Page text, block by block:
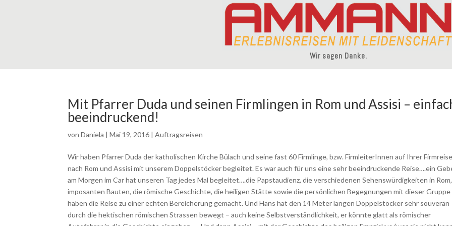
Wir sagen Danke.
Mit Pfarrer Duda und seinen Firmlingen in Rom und Assisi –
beeindruckend!
vonDaniela |Mai 19, 2016 |Auftragsreisen
Wir haben Pfarrer Duda der katholischen Kirche Bülach und seine fast 60 Firmlinge, bzw. FirmleiterInnen auf Ihrer Firmreise
nach Rom und Assisi mit unserem Doppelstöcker begleitet. Es war auch für uns eine sehr beeindruckende Reise….ein
am Morgen im Car hat unseren Tag jedes Mal begleitet….die Papstaudienz, die verschiedenen Sehenswürdigkeiten in
imposanten Bauten, die römische Geschichte, die heiligen Stätte sowie die persönlichen Begegnungen mit dieser Gruppe
haben die Reise zu einer echten Bereicherung gemacht. Und Hans hat den 14 Meter langen Doppelstöcker sehr souverän
durch die hektischen römischen Strassen bewegt – auch keine Selbstverständlichkeit, er könnte glatt als römischer